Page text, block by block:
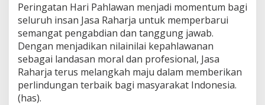
Peringatan Hari Pahlawan menjadi momentum bagi
seluruh insan Jasa Raharja untuk memperbarui
semangat pengabdian dan tanggung jawab.
Dengan menjadikan nilainilai kepahlawanan
sebagai landasan moral dan profesional, Jasa
Raharja terus melangkah maju dalam memberikan
perlindungan terbaik bagi masyarakat Indonesia.
(has).